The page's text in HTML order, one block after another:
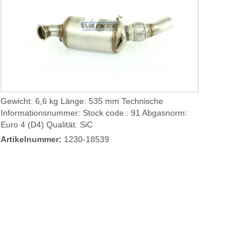
Gewicht: 6,6 kg Länge: 535 mm Technische
Informationsnummer: Stock code : 91 Abgasnorm:
Euro 4 (D4) Qualität: SiC
Artikelnummer: 1230-18539